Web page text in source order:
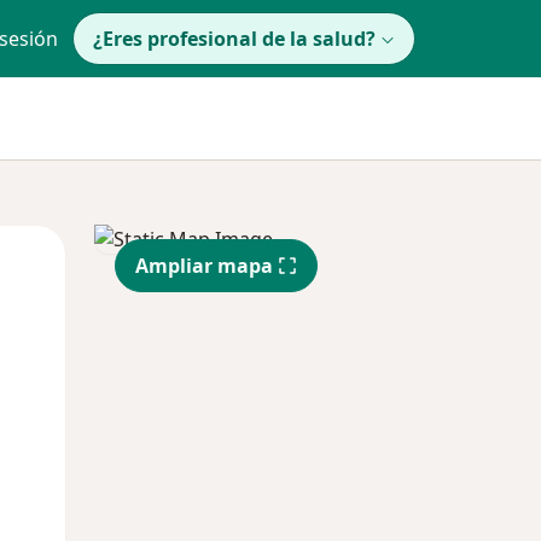
¿Eres profesional de la salud?
Mié
12 Ago
Jue
13 Ago
Ampliar mapa